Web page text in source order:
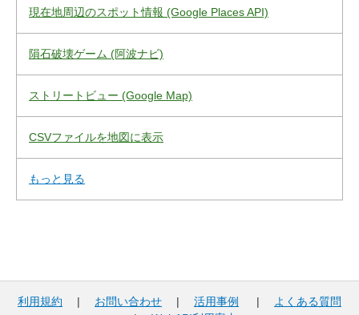
現在地周辺のスポット情報 (Google Places API)
隕石破壊ゲーム (阿波ナビ)
ストリートビュー (Google Map)
CSVファイルを地図に表示
もっと見る
利用規約 | お問い合わせ | 活用事例 |
よくある質問